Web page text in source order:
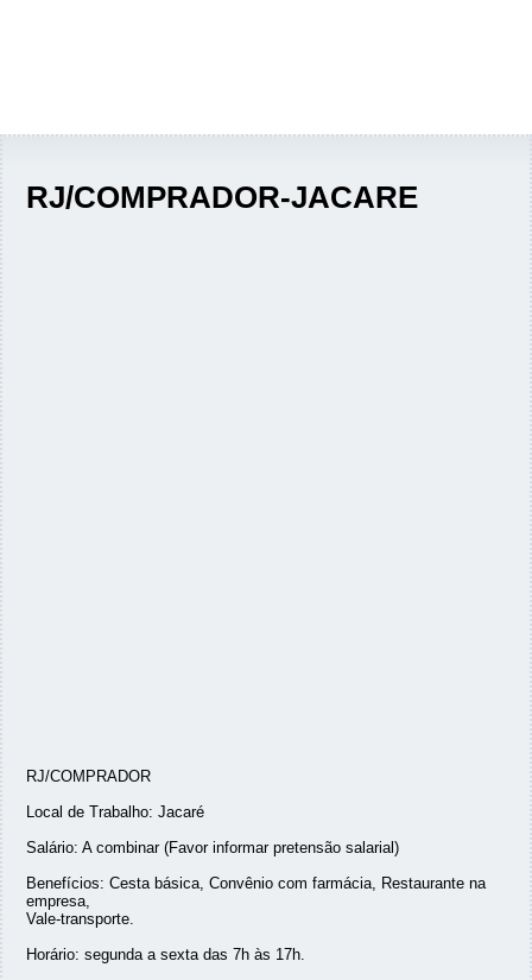
RJ/COMPRADOR-JACARE
RJ/COMPRADOR
Local de Trabalho: Jacaré
Salário: A combinar (Favor informar pretensão salarial)
Benefícios: Cesta básica, Convênio com farmácia, Restaurante na
empresa,
Vale-transporte.
Horário: segunda a sexta das 7h às 17h.